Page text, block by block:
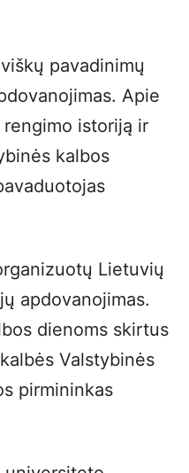
pavadinimų
Apie
istoriją ir
kalbos
Lietuvių
apdovanojimas.
dienoms skirtus
Valstybinės
pirmininkas